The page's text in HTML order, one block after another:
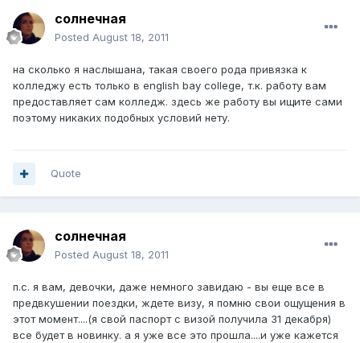
солнечная
Posted August 18, 2011
на сколько я наслышана, такая своего рода привязка к
колледжу есть только в english bay college, т.к. работу вам
предоставляет сам колледж. здесь же работу вы ищите сами
поэтому никаких подобных условий нету.
Quote
солнечная
Posted August 18, 2011
п.с. я вам, девочки, даже немного завидаю - вы еще все в
предвкушении поездки, ждете визу, я помню свои ощущения в
этот момент....(я свой паспорт с визой получила 31 декабря)
все будет в новинку. а я уже все это прошла....и уже кажется